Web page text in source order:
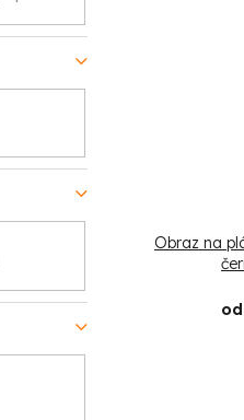
Obraz na
od